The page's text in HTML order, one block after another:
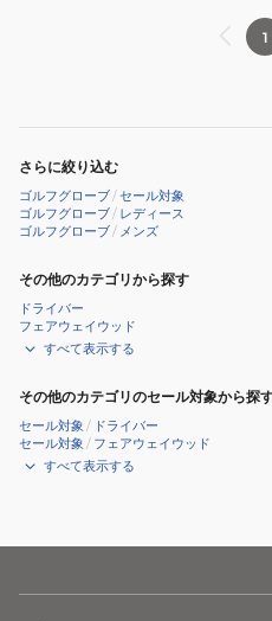
1
さらに絞り込む
ゴルフグローブ/セール対象
ゴルフグローブ/ レディース
ゴルフグローブ/ メンズ
その他のカテゴリから探す
ドライバー
フェアウェイウッド
すべて表示する
その他のカテゴリのセール対象から探
セール対象 / ドライバー
セール対象 / フェアウェイウッド
すべて表示する